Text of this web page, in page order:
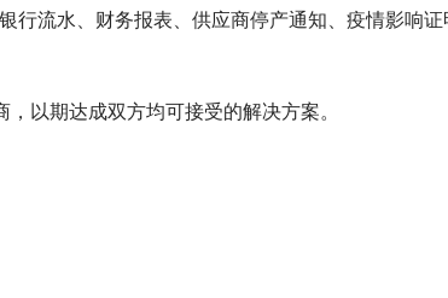
行流水、财务报表、供应商停产通知、疫情影响证
以期达成双方均可接受的解决方案。